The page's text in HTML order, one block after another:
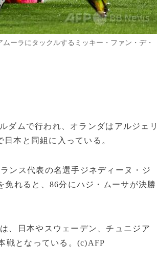
ーラにタックルするミッキー・ファン・デ・
ダムで行われ、オランダはアルジェリ
本と同組に入っている。
ンス代表の名選手ジネディーヌ・ジ
れると、86分にハジ・ムーサが決勝
、日本やスウェーデン、チュニジア
戦となっている。(c)AFP